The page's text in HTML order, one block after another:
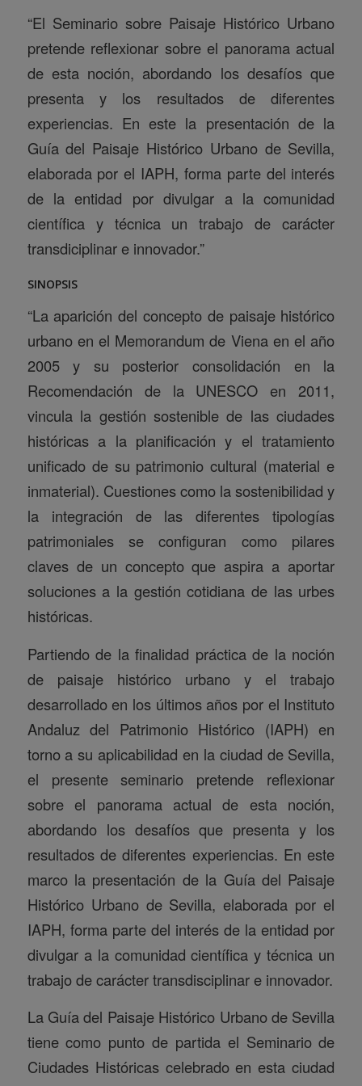
“El Seminario sobre Paisaje Histórico Urbano
pretende reflexionar sobre el panorama actual
de esta noción, abordando los desafíos que
presenta y los resultados de diferentes
experiencias. En este la presentación de la
Guía del Paisaje Histórico Urbano de Sevilla,
elaborada por el IAPH, forma parte del interés
de la entidad por divulgar a la comunidad
científica y técnica un trabajo de carácter
transdiciplinar e innovador.”
SINOPSIS
“La aparición del concepto de paisaje histórico
urbano en el Memorandum de Viena en el año
2005 y su posterior consolidación en la
Recomendación de la UNESCO en 2011,
vincula la gestión sostenible de las ciudades
históricas a la planificación y el tratamiento
unificado de su patrimonio cultural (material e
inmaterial). Cuestiones como la sostenibilidad y
la integración de las diferentes tipologías
patrimoniales se configuran como pilares
claves de un concepto que aspira a aportar
soluciones a la gestión cotidiana de las urbes
históricas.
Partiendo de la finalidad práctica de la noción
de paisaje histórico urbano y el trabajo
desarrollado en los últimos años por el Instituto
Andaluz del Patrimonio Histórico (IAPH) en
torno a su aplicabilidad en la ciudad de Sevilla,
el presente seminario pretende reflexionar
sobre el panorama actual de esta noción,
abordando los desafíos que presenta y los
resultados de diferentes experiencias. En este
marco la presentación de la Guía del Paisaje
Histórico Urbano de Sevilla, elaborada por el
IAPH, forma parte del interés de la entidad por
divulgar a la comunidad científica y técnica un
trabajo de carácter transdisciplinar e innovador.
La Guía del Paisaje Histórico Urbano de Sevilla
tiene como punto de partida el Seminario de
Ciudades Históricas celebrado en esta ciudad